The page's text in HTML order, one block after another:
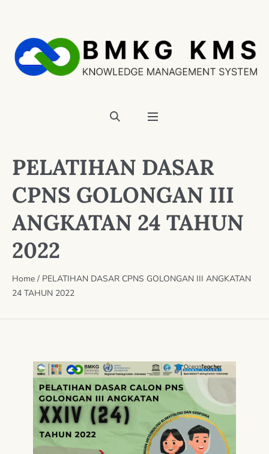
PELATIHAN DASAR
CPNS GOLONGAN III
ANGKATAN 24 TAHUN
2022
Home / PELATIHAN DASAR CPNS GOLONGAN III ANGKATAN
24 TAHUN 2022